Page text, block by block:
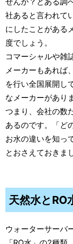
社あると言われて
にしたことがある
度でしょう。
コマーシャルや雑
メーカーもあれば
を行い全国展開し
なメーカーがあり
つまり、会社の数
あるのです。「ど
お水の違いを知っ
とおさえておきま
天然水とRO
ウォーターサーバ